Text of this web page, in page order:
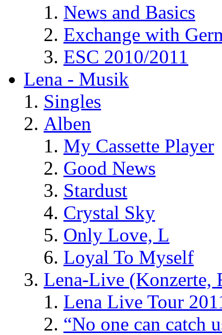
News and Basics
Exchange with
ESC 2010/2011
Lena - Musik
Singles
Alben
My Cassette Player
Good News
Stardust
Crystal Sky
Only Love, L
Loyal To Myself
Lena-Live (Konzerte,
Lena Live Tour
“No one can catch